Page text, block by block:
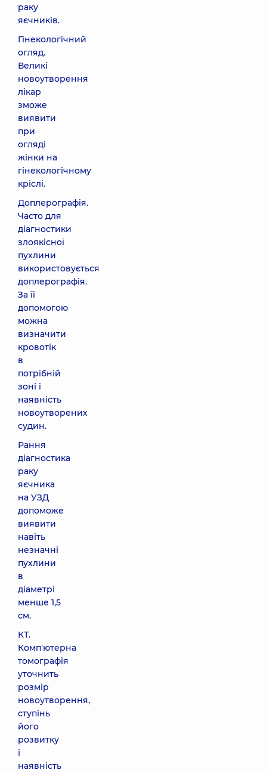
раку
яєчників.
Гінекологічний
огляд.
Великі
новоутворення
лікар
зможе
виявити
при
огляді
жінки на
гінекологічному
кріслі.
Доплерографія.
Часто для
діагностики
злоякісної
пухлини
використовується
доплерографія.
За її
допомогою
можна
визначити
кровотік
в
потрібній
зоні і
наявність
новоутворених
судин.
Рання
діагностика
раку
яєчника
на УЗД
допоможе
виявити
навіть
незначні
пухлини
в
діаметрі
менше 1,5
см.
КТ.
Комп'ютерна
томографія
уточнить
розмір
новоутворення,
ступінь
його
розвитку
і
наявність